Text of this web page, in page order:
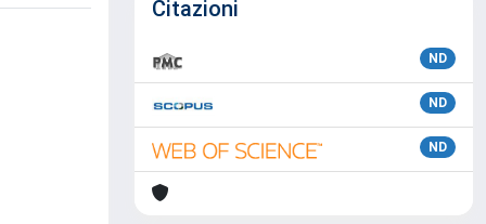
Citazioni
ND
ND
ND